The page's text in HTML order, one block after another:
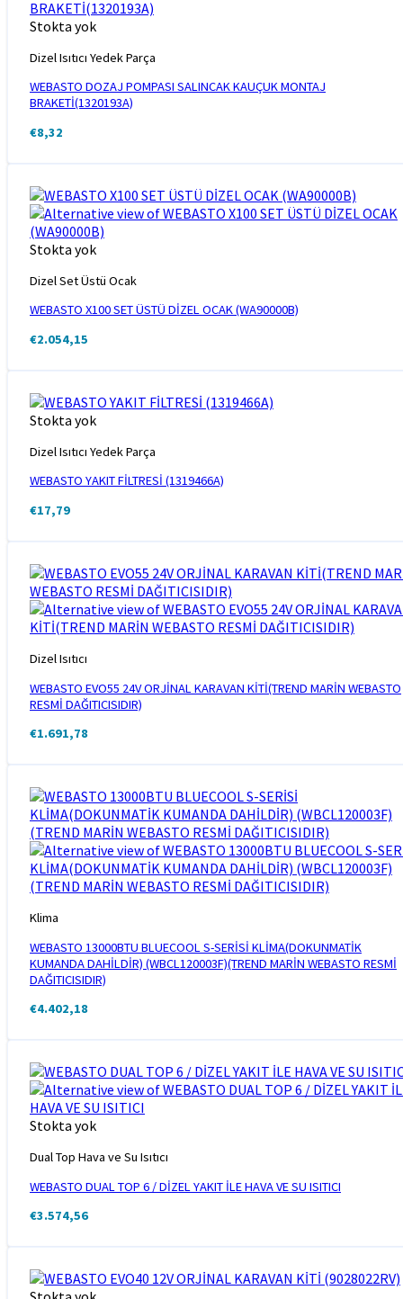
Stokta yok
Dizel Isıtıcı Yedek Parça
WEBASTO DOZAJ POMPASI SALINCAK KAUÇUK MONTAJ
BRAKETİ(1320193A)
€8,32
Stokta yok
Dizel Set Üstü Ocak
WEBASTO X100 SET ÜSTÜ DİZEL OCAK (WA90000B)
€2.054,15
Stokta yok
Dizel Isıtıcı Yedek Parça
WEBASTO YAKIT FİLTRESİ (1319466A)
€17,79
Dizel Isıtıcı
WEBASTO EVO55 24V ORJİNAL KARAVAN KİTİ(TREND MARİN WEBASTO
RESMİ DAĞITICISIDIR)
€1.691,78
Klima
WEBASTO 13000BTU BLUECOOL S-SERİSİ KLİMA(DOKUNMATİK
KUMANDA DAHİLDİR) (WBCL120003F)(TREND MARİN WEBASTO RESMİ
DAĞITICISIDIR)
€4.402,18
Stokta yok
Dual Top Hava ve Su Isıtıcı
WEBASTO DUAL TOP 6 / DİZEL YAKIT İLE HAVA VE SU ISITICI
€3.574,56